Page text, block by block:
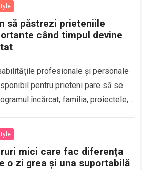
să păstrezi prieteniile
când timpul devine
profesionale și personale
pentru prieteni pare să se
încărcat, familia, proiectele,
mici care fac diferența
o zi grea și una suportabilă